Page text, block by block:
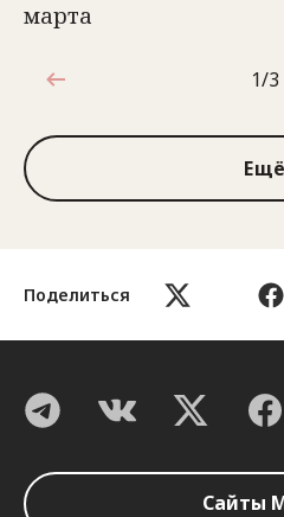
Поделиться
марта
1 из
1/3
Ещё
Сайты